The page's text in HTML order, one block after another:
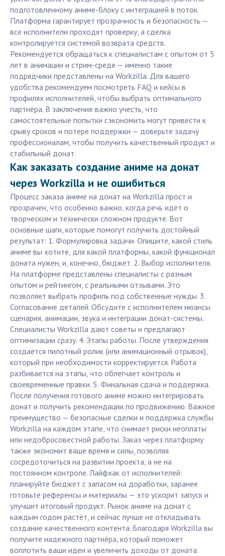
подготовленному аниме-блоку с интеграцией в поток.
Платформа гарантирует прозрачность и безопасность —
все исполнители проходят проверку, а сделка
контролируется системой возврата средств.
Рекомендуется обращаться к специалистам с опытом от 5
лет в анимации и стрим-среде — именно такие
подрядчики представлены на Workzilla. Для вашего
удобства рекомендуем посмотреть FAQ и кейсы в
профилях исполнителей, чтобы выбрать оптимального
партнёра. В заключение важно учесть, что
самостоятельные попытки сэкономить могут привести к
срыву сроков и потере поддержки — доверьте задачу
профессионалам, чтобы получить качественный продукт и
стабильный донат.
Как заказать создание аниме на донат
через Workzilla и не ошибиться
Процесс заказа аниме на донат на Workzilla прост и
прозрачен, что особенно важно, когда речь идёт о
творческом и технически сложном продукте. Вот
основные шаги, которые помогут получить достойный
результат: 1. Формулировка задачи. Опишите, какой стиль
аниме вы хотите, для какой платформы, какой функционал
доната нужен, и, конечно, бюджет. 2. Выбор исполнителя.
На платформе представлены специалисты с разным
опытом и рейтингом, с реальными отзывами. Это
позволяет выбрать профиль под собственные нужды. 3.
Согласование деталей. Обсудите с исполнителем нюансы
сценария, анимации, звука и интеграции донат-системы.
Специалисты Workzilla дают советы и предлагают
оптимизации сразу. 4. Этапы работы. После утверждения
создаётся пилотный ролик (или анимационный отрывок),
который при необходимости корректируется. Работа
разбивается на этапы, что облегчает контроль и
своевременные правки. 5. Финальная сдача и поддержка.
После получения готового аниме можно интегрировать
донат и получить рекомендации по продвижению. Важное
преимущество — безопасные сделки и поддержка службы
Workzilla на каждом этапе, что снимает риски неоплаты
или недобросовестной работы. Заказ через платформу
также экономит ваше время и силы, позволяя
сосредоточиться на развитии проекта, а не на
постоянном контроле. Лайфхак от исполнителей:
планируйте бюджет с запасом на доработки, заранее
готовьте референсы и материалы — это ускорит запуск и
улучшит итоговый продукт. Рынок аниме на донат с
каждым годом растёт, и сейчас лучше не откладывать
создание качественного контента. Благодаря Workzilla вы
получите надежного партнёра, который поможет
воплотить ваши идеи и увеличить доходы от доната.